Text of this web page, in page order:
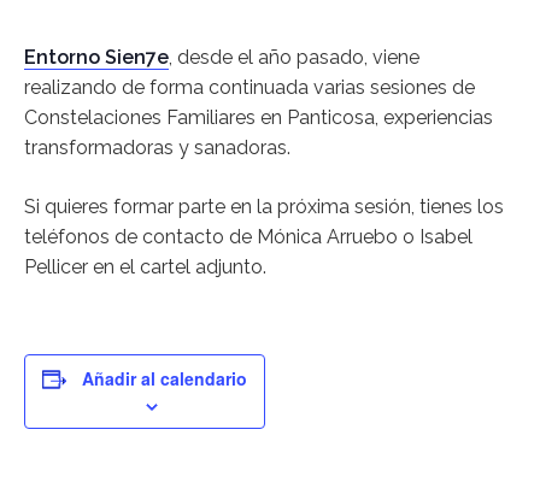
Entorno Sien7e, desde el año pasado, viene
realizando de forma continuada varias sesiones de
Constelaciones Familiares en Panticosa, experiencias
transformadoras y sanadoras.
Si quieres formar parte en la próxima sesión, tienes los
teléfonos de contacto de Mónica Arruebo o Isabel
Pellicer en el cartel adjunto.
Añadir al calendario